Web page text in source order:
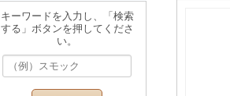
キーワードを入力し、「検索
する」ボタンを押してくださ
い。